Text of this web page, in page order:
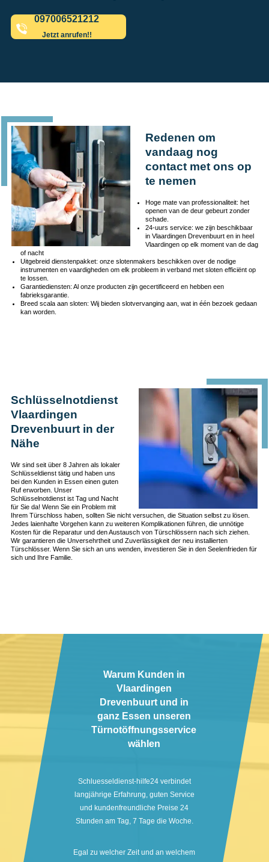
097006521212
Jetzt anrufen!!
Redenen om
vandaag nog
contact met ons op
te nemen
Hoge mate van professionaliteit: het
openen van de deur gebeurt zonder
schade.
24-uurs service: we zijn beschikbaar
in Vlaardingen Drevenbuurt en in heel
Vlaardingen op elk moment van de dag
of nacht
Uitgebreid dienstenpakket: onze slotenmakers beschikken over de nodige
instrumenten en vaardigheden om elk probleem in verband met sloten efficiënt op
te lossen.
Garantiediensten: Al onze producten zijn gecertificeerd en hebben een
fabrieksgarantie.
Breed scala aan sloten: Wij bieden slotvervanging aan, wat in één bezoek gedaan
kan worden.
Schlüsselnotdienst
Vlaardingen
Drevenbuurt in der
Nähe
Wir sind seit über 8 Jahren als lokaler
Schlüsseldienst tätig und haben uns
bei den Kunden in Essen einen guten
Ruf erworben. Unser
Schlüsselnotdienst ist Tag und Nacht
für Sie da! Wenn Sie ein Problem mit
Ihrem Türschloss haben, sollten Sie nicht versuchen, die Situation selbst zu lösen.
Jedes laienhafte Vorgehen kann zu weiteren Komplikationen führen, die unnötige
Kosten für die Reparatur und den Austausch von Türschlössern nach sich ziehen.
Wir garantieren die Unversehrtheit und Zuverlässigkeit der neu installierten
Türschlösser. Wenn Sie sich an uns wenden, investieren Sie in den Seelenfrieden für
sich und Ihre Familie.
Warum Kunden in
Vlaardingen
Drevenbuurt und in
ganz Essen unseren
Türnotöffnungsservice
wählen
Schluesseldienst-hilfe24 verbindet
langjährige Erfahrung, guten Service
und kundenfreundliche Preise 24
Stunden am Tag, 7 Tage die Woche.
Egal zu welcher Zeit und an welchem